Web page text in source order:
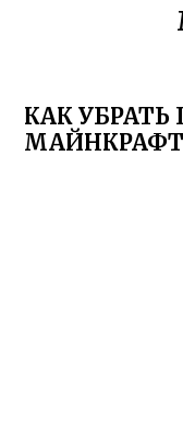
КАК УБРАТЬ